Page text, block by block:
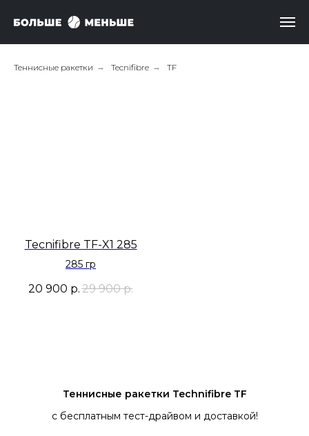
Теннисные ракетки → Tecnifibre → TF
Tecnifibre TF-X1 285
285 гр
20 900 р. 29 900 р.
Теннисные ракетки Technifibre TF
с бесплатным тест-драйвом и доставкой!